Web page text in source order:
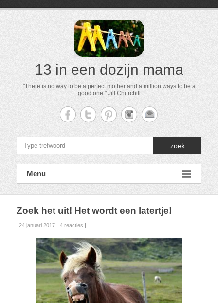
13 in een dozijn mama
"There is no way to be a perfect mother and a million ways to be a
good one." Jill Churchill
zoek
Menu
Zoek het uit! Het wordt een latertje!
24 januari 2017 4 reacties